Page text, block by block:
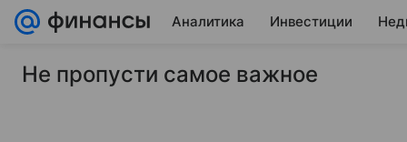
Аналитика Инвестиции
18 сентября 2025 Финансы Mail
Не пропусти самое важное